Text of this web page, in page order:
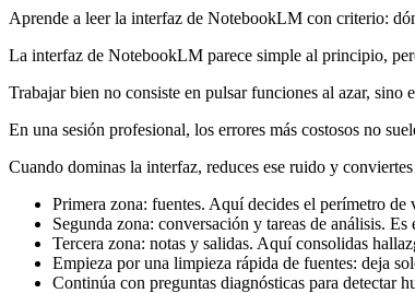
Aprende a leer la interfaz de NotebookLM con criterio:
La interfaz de NotebookLM parece simple al principio,
Trabajar bien no consiste en pulsar funciones al azar, sino
En una sesión profesional, los errores más costosos no
Cuando dominas la interfaz, reduces ese ruido y
Primera zona: fuentes. Aquí decides el perímetro
Segunda zona: conversación y tareas de análisis.
Tercera zona: notas y salidas. Aquí consolidas
Empieza por una limpieza rápida de fuentes: deja
Continúa con preguntas diagnósticas para detectar